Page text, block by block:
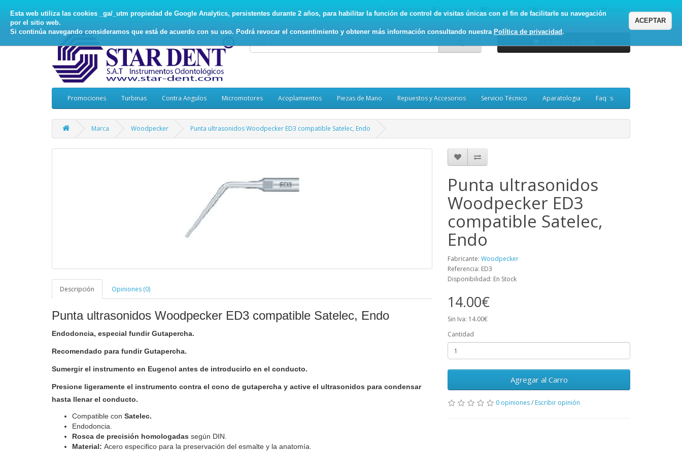
Esta web utiliza las cookies _ga/_utm propiedad de Google Analytics, persistentes durante 2 años, para habilitar la función de control de visitas únicas con el fin de facilitarle su navegación
por el sitio web.
Si continúa navegando consideramos que está de acuerdo con su uso. Podrá revocar el consentimiento y obtener más información consultando nuestra Política de privacidad.
ACEPTAR
93.017.5078 Mi Cuenta Favoritos (0) Carro de Compras
Promociones Turbinas Contra Angulos Micromotores Acoplamientos Piezas de Mano Repuestos y Accesorios Servicio Técnico Aparatologia Faq¨s
Marca Woodpecker Punta ultrasonidos Woodpecker ED3 compatible Satelec, Endo
Descripción Opiniones (0)
Punta ultrasonidos Woodpecker ED3 compatible Satelec, Endo
Endodoncia, especial fundir Gutapercha.
Recomendado para fundir Gutapercha.
Sumergir el instrumento en Eugenol antes de introducirlo en el conducto.
Presione ligeramente el instrumento contra el cono de gutapercha y active el ultrasonidos para condensar
hasta llenar el conducto.
Compatible con Satelec.
Endodoncia.
Rosca de precisión homologadas según DIN.
Material: Acero especifico para la preservación del esmalte y la anatomía.
Punta ultrasonidos
Woodpecker ED3
compatible Satelec,
Endo
Fabricante: Woodpecker
Referencia: ED3
Disponibilidad: En Stock
14.00€
Sin Iva: 14.00€
Cantidad
Agregar al Carro
0 opiniones/ Escribir opinión